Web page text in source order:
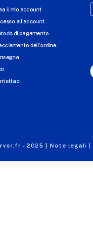
il mio account
all'account
di pagamento
dell'ordine
- 2025 | Note legali |